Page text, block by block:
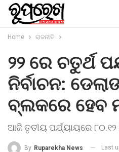
Home ରାଜନୀତି
୨୨ ରେ ଚତୁର୍ଥ
ନିର୍ବାଚନ:
ବ୍ଲକରେ ହେବ
ଆଜି ତୃତୀୟ ପର୍ଯ୍ୟାୟରେ
By Ruparekha News Last